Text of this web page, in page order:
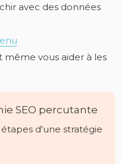
avec des données
vous aider à les
SEO percutante